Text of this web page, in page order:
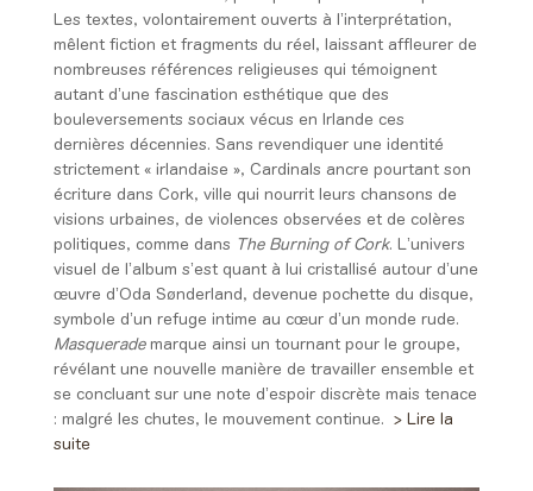
Les textes, volontairement ouverts à l’interprétation,
mêlent fiction et fragments du réel, laissant affleurer de
nombreuses références religieuses qui témoignent
autant d’une fascination esthétique que des
bouleversements sociaux vécus en Irlande ces
dernières décennies. Sans revendiquer une identité
strictement « irlandaise », Cardinals ancre pourtant son
écriture dans Cork, ville qui nourrit leurs chansons de
visions urbaines, de violences observées et de colères
politiques, comme dans
The Burning of Cork. L’univers
visuel de l’album s’est quant à lui cristallisé autour d’une
œuvre d’Oda Sønderland, devenue pochette du disque,
symbole d’un refuge intime au cœur d’un monde rude.
Masquerademarque ainsi un tournant pour le groupe,
révélant une nouvelle manière de travailler ensemble et
se concluant sur une note d’espoir discrète mais tenace
: malgré les chutes, le mouvement continue.
> Lire la
suite